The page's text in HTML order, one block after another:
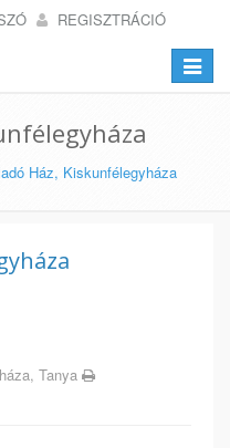
REGISZTRÁCIÓ
Toggle
Ház, Kiskunfélegyháza
Tanya